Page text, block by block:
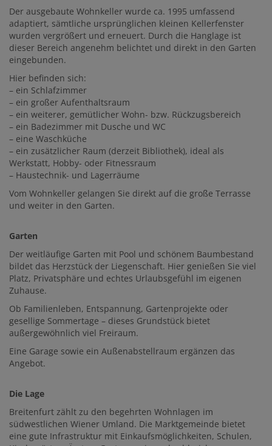
Der ausgebaute Wohnkeller wurde ca. 1995 umfassend
adaptiert, sämtliche ursprünglichen kleinen Kellerfenster
wurden vergrößert und erneuert. Durch die Hanglage ist
dieser Bereich angenehm belichtet und direkt in den Garten
eingebunden.
Hier befinden sich:
– ein Schlafzimmer
– ein großer Aufenthaltsraum
– ein weiterer, gemütlicher Wohn- bzw. Rückzugsbereich
– ein Badezimmer mit Dusche und WC
– eine Waschküche
– ein zusätzlicher Raum (derzeit Bibliothek), ideal als
Werkstatt, Hobby- oder Fitnessraum
– Haustechnik- und Lagerräume
Vom Wohnkeller gelangen Sie direkt auf die große Terrasse
und weiter in den Garten.
Garten
Der weitläufige Garten mit Pool und schönem Baumbestand
bildet das Herzstück der Liegenschaft. Hier genießen Sie viel
Platz, Privatsphäre und echtes Urlaubsgefühl im eigenen
Zuhause.
Ob Familienleben, Entspannung, Gartenprojekte oder
gesellige Sommertage – dieses Grundstück bietet
außergewöhnlich viel Freiraum.
Eine Garage sowie ein Außenabstellraum ergänzen das
Angebot.
Die Lage
Breitenfurt zählt zu den begehrten Wohnlagen im
südwestlichen Wiener Umland. Die Marktgemeinde bietet
eine gute Infrastruktur mit Einkaufsmöglichkeiten, Schulen,